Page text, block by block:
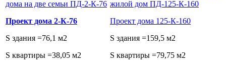
Проект дома 2-К-76
S здания =76,1 м2
S квартиры =38,05 м2
Проект дома 125-К-160
S здания =159,5 м2
S квартиры =79,75 м2